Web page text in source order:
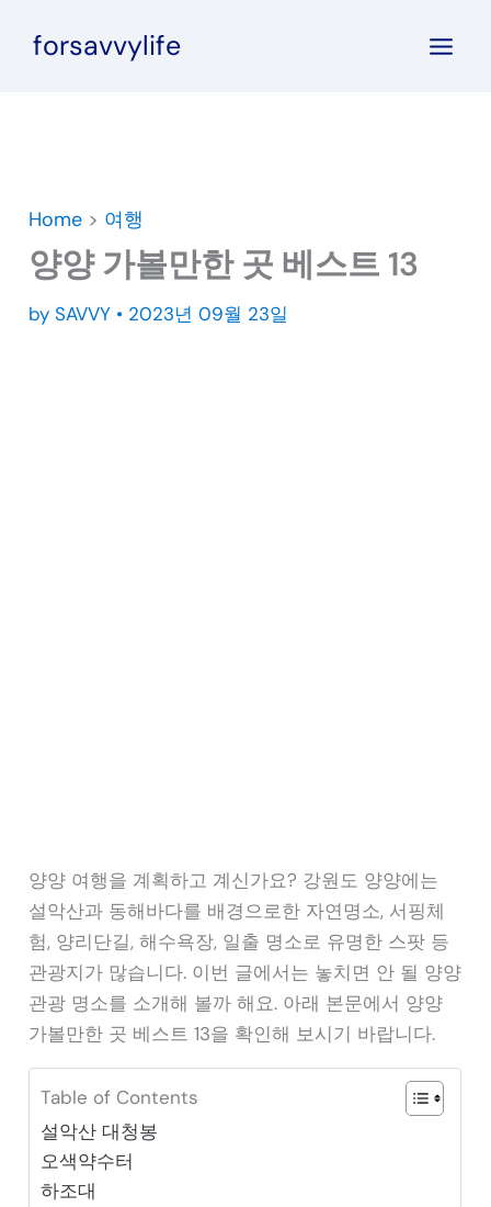
forsavvylife
Home > 여행
양양 가볼만한 곳 베스트 13
by SAVVY • 2023년 09월 23일
양양 여행을 계획하고 계신가요? 강원도 양양에는
설악산과 동해바다를 배경으로한 자연명소, 서핑체
험, 양리단길, 해수욕장, 일출 명소로 유명한 스팟 등
관광지가 많습니다. 이번 글에서는 놓치면 안 될 양양
관광 명소를 소개해 볼까 해요. 아래 본문에서 양양
가볼만한 곳 베스트 13을 확인해 보시기 바랍니다.
Table of Contents
설악산 대청봉
오색약수터
하조대